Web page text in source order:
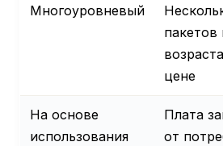
Многоуровневый
пакетов
цене
На основе
использования
Плата
от